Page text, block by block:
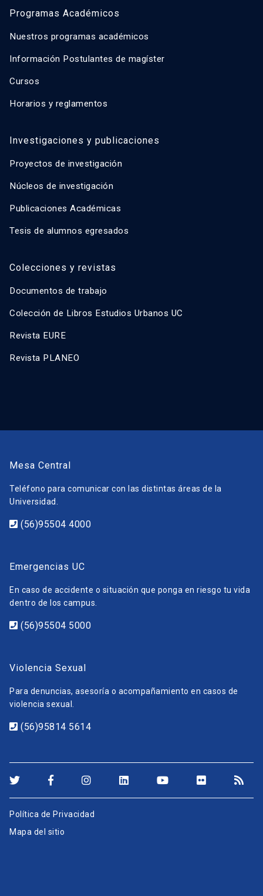
Programas Académicos
Nuestros programas académicos
Información Postulantes de magíster
Cursos
Horarios y reglamentos
Investigaciones y publicaciones
Proyectos de investigación
Núcleos de investigación
Publicaciones Académicas
Tesis de alumnos egresados
Colecciones y revistas
Documentos de trabajo
Colección de Libros Estudios Urbanos UC
Revista EURE
Revista PLANEO
Mesa Central
Teléfono para comunicar con las distintas áreas de la
Universidad.
(56)95504 4000
Emergencias UC
En caso de accidente o situación que ponga en riesgo tu vida
dentro de los campus.
(56)95504 5000
Violencia Sexual
Para denuncias, asesoría o acompañamiento en casos de
violencia sexual.
(56)95814 5614
Política de Privacidad
Mapa del sitio